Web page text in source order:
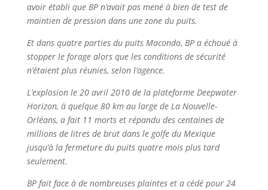
avoir établi que BP n’avait pas mené à bien de test de
maintien de pression dans une zone du puits.
Et dans quatre parties du puits Macondo, BP a échoué à
stopper le forage alors que les conditions de sécurité
n’étaient plus réunies, selon l’agence.
L’explosion le 20 avril 2010 de la plateforme Deepwater
Horizon, à quelque 80 km au large de La Nouvelle-
Orléans, a fait 11 morts et répandu des centaines de
millions de litres de brut dans le golfe du Mexique
jusqu’à la fermeture du puits quatre mois plus tard
seulement.
BP fait face à de nombreuses plaintes et a cédé pour 24